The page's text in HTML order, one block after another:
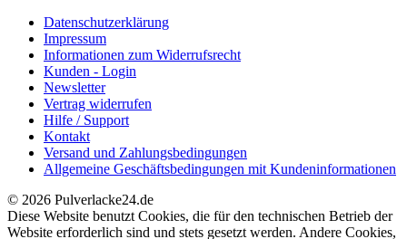
Datenschutzerklärung
Impressum
Informationen zum Widerrufsrecht
Kunden - Login
Newsletter
Vertrag widerrufen
Hilfe / Support
Kontakt
Versand und Zahlungsbedingungen
Allgemeine Geschäftsbedingungen mit Kundeninformationen
© 2026 Pulverlacke24.de
Diese Website benutzt Cookies, die für den technischen Betrieb der
Website erforderlich sind und stets gesetzt werden. Andere Cookies,